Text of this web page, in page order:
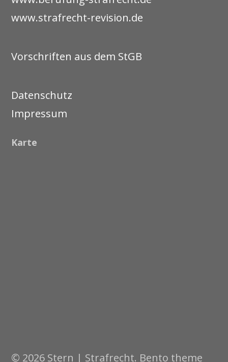
www.strafrecht-revision.de
Vorschriften aus dem StGB
Datenschutz
Impressum
Karte
© 2026 Stern | Strafrecht. Bento theme